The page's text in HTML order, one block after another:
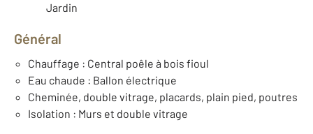
Jardin
Général
Chauffage : Central poêle à bois fioul
Eau chaude : Ballon électrique
Cheminée, double vitrage, placards, plain pied, poutres
Isolation : Murs et double vitrage